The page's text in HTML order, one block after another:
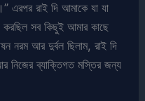
এরপর রাই দি আমাকে যা যা
সব কিছুই আমার কাছে
নরম আর দুর্বল ছিলাম, রাই দি
নিজের ব্যাক্তিগত মস্তির জন্য